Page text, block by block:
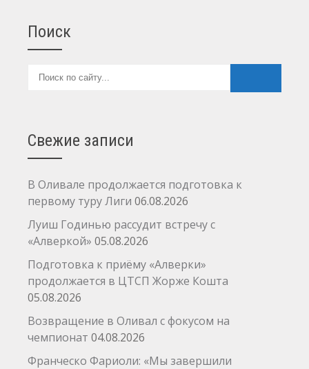
Поиск
Свежие записи
В Оливале продолжается подготовка к
первому туру Лиги 06.08.2026
Луиш Годинью рассудит встречу с
«Алверкой» 05.08.2026
Подготовка к приёму «Алверки»
продолжается в ЦТСП Жорже Кошта
05.08.2026
Возвращение в Оливал с фокусом на
чемпионат 04.08.2026
Франческо Фариоли: «Мы завершили